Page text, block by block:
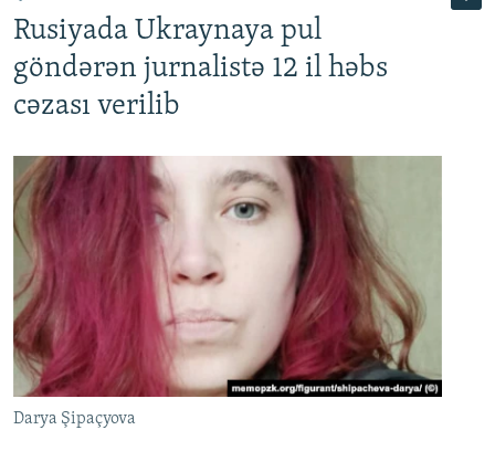
Rusiyada Ukraynaya pul
göndərən jurnalistə 12 il həbs
cəzası verilib
Darya Şipaçyova